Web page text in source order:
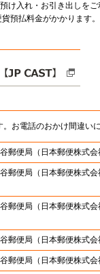
け入れ・お引き出しをご
預払料金がかかります。
お電話のおかけ間違いに
郵便局 （日本郵便株式会
郵便局 （日本郵便株式会
郵便局 （日本郵便株式会
郵便局 （日本郵便株式会
郵便局 （日本郵便株式会